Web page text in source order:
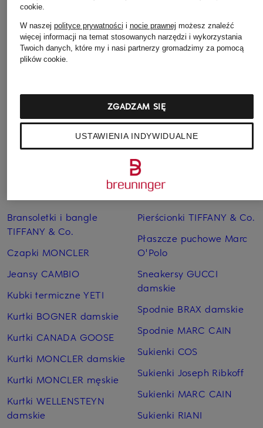
Płaszcz pikowany
CORDOBA LONG
1 039 zł
kapturem
865 zł
LONG z izolacją
DUPONT™
SORONA®
Bransoletki i bangle
TIFFANY & Co.
Czapki MONCLER
Jeansy CAMBIO
Kubki termiczne YETI
Kurtki BOGNER damskie
Kurtki CANADA GOOSE
Kurtki MONCLER damskie
Kurtki MONCLER męskie
Kurtki WELLENSTEYN
damskie
Pierścionki TIFFANY & Co.
Płaszcze puchowe Marc
O'Polo
Sneakersy GUCCI
damskie
Spodnie BRAX damskie
Spodnie MARC CAIN
Sukienki COS
Sukienki Joseph Ribkoff
Sukienki MARC CAIN
Sukienki RIANI
cookie.
W naszej polityce prywatności i nocie prawnej możesz znaleźć
więcej informacji na temat stosowanych narzędzi i wykorzystania
Twoich danych, które my i nasi partnerzy gromadzimy za pomocą
plików cookie.
USTAWIENIA INDYWIDUALNE
ZGADZAM SIĘ